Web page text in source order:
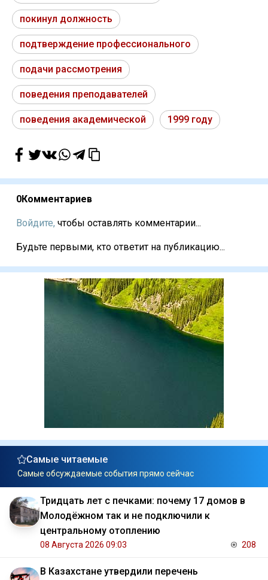
покинул должность
подтверждение профессионального
подачи рассмотрения
поведения преподавателей
поведения академической 1999 году
0Комментариев
Войдите, чтобы оставлять комментарии...
Будьте первыми, кто ответит на публикацию...
Самые читаемые
Самые обсуждаемые события прямо сейчас
Тридцать лет с печками: почему 17 домов в
Молодёжном так и не подключили к
центральному отоплению
08 Августа 2026 09:03 208
В Казахстане утвердили перечень